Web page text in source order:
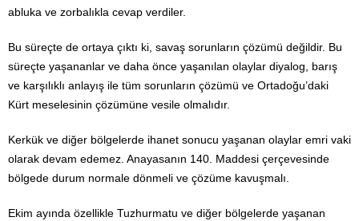
abluka ve zorbalıkla cevap verdiler.
Bu süreçte de ortaya çıktı ki, savaş sorunların çözümü değildir. Bu
süreçte yaşananlar ve daha önce yaşanılan olaylar diyalog, barış
ve karşılıklı anlayış ile tüm sorunların çözümü ve Ortadoğu’daki
Kürt meselesinin çözümüne vesile olmalıdır.
Kerkük ve diğer bölgelerde ihanet sonucu yaşanan olaylar emri vaki
olarak devam edemez. Anayasanın 140. Maddesi çerçevesinde
bölgede durum normale dönmeli ve çözüme kavuşmalı.
Ekim ayında özellikle Tuzhurmatu ve diğer bölgelerde yaşanan